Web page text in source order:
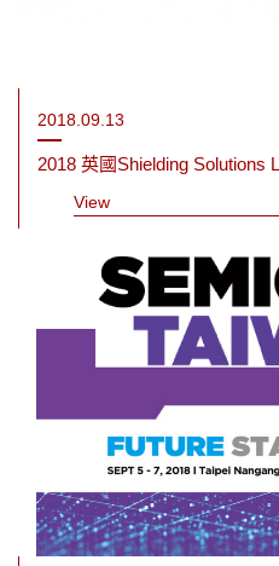
2018.09.13
2018 英國Shielding Solutions
View